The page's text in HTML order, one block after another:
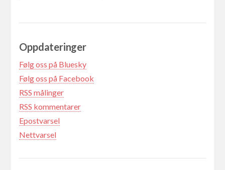
Oppdateringer
Følg oss på Bluesky
Følg oss på Facebook
RSS målinger
RSS kommentarer
Epostvarsel
Nettvarsel